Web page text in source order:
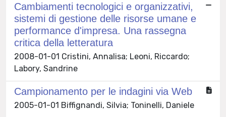
Cambiamenti tecnologici e organizzativi,
sistemi di gestione delle risorse umane e
performance d'impresa. Una rassegna
critica della letteratura
2008-01-01 Cristini, Annalisa; Leoni, Riccardo;
Labory, Sandrine
Campionamento per le indagini via Web
2005-01-01 Biffignandi, Silvia; Toninelli, Daniele